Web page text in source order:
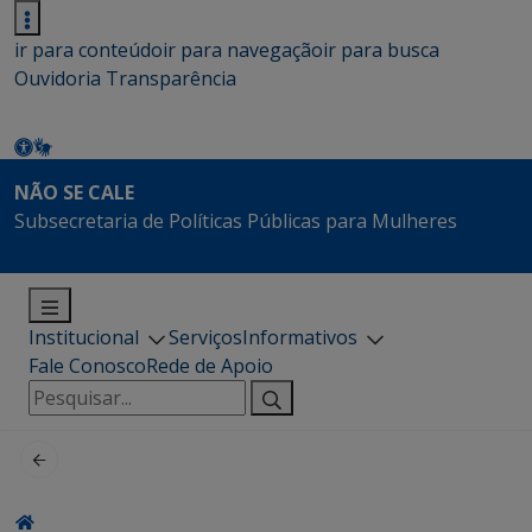
ir para conteúdoir para navegaçãoir para busca
Ouvidoria Transparência
NÃO SE CALE
Subsecretaria de Políticas Públicas para Mulheres
Institucional ServiçosInformativos
Fale ConoscoRede de Apoio
Pesquisar
por: